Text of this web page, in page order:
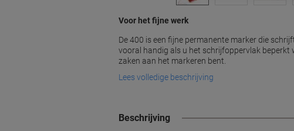
Voor het fijne werk
De 400 is een fijne permanente marker die
vooral handig als u het schrijfoppervlak beperkt
zaken aan het markeren bent.
Lees volledige beschrijving
Beschrijving